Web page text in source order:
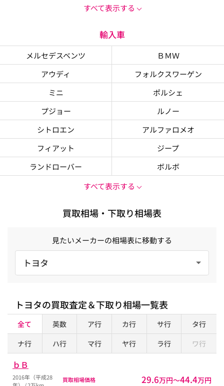
すべて表示する
輸入車
メルセデスベンツ
ＢＭＷ
アウディ
フォルクスワーゲン
ミニ
ポルシェ
プジョー
ルノー
シトロエン
アルファロメオ
フィアット
ジープ
ランドローバー
ボルボ
すべて表示する
買取相場・下取り相場表
見たいメーカーの相場表に移動する
トヨタ
トヨタの買取査定＆下取り相場一覧表
全て 英数 ア行 カ行 サ行
タ行
ナ行
ハ行 マ行 ヤ行 ラ行 ワ行
ｂＢ
2016年（平成28
買取相場価格 29.6万円〜44.4万円